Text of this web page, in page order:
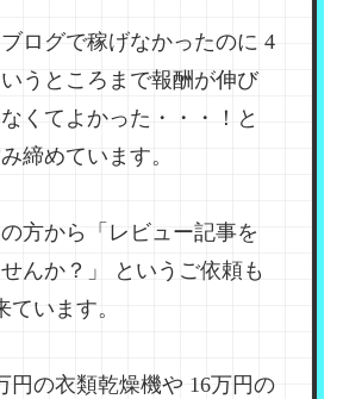
ログで稼げなかったのに 4
うところまで報酬が伸び
くてよかった・・・！と
締めています。
方から「レビュー記事を
んか？」
というご依頼も
ています。
円の衣類乾燥機や 16万円の